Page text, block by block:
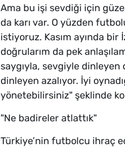
Ama bu işi sevdiği için
da karı var. O yüzden
istiyoruz. Kasım ayında bir
doğrularım da pek
saygıyla, sevgiyle
dinleyen azalıyor. İyi
yönetebilirsiniz" şeklinde
"Ne badireler atlattık"
Türkiye’nin futbolcu ihraç